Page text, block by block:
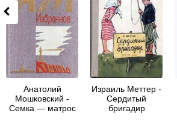
Анатолий
Мошковский -
Семка — матрос
Израиль Меттер -
Сердитый
бригадир